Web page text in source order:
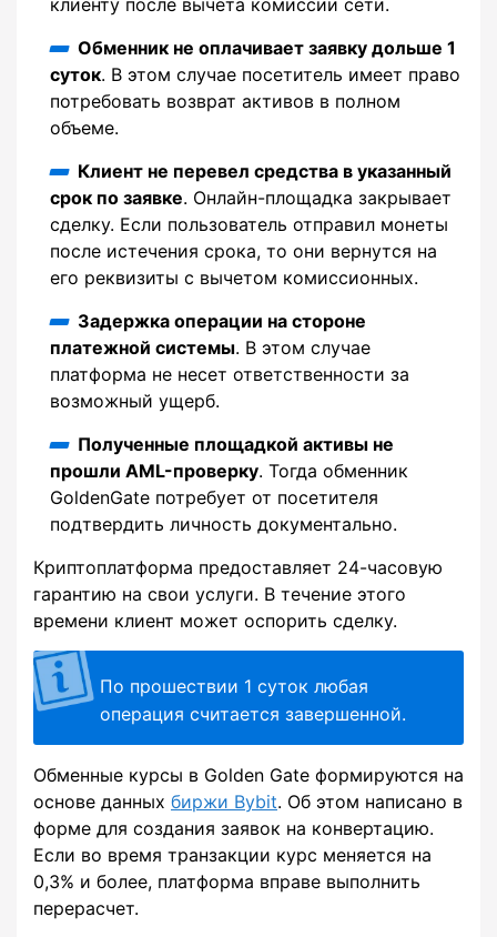
Обменник не оплачивает заявку дольше 1
суток. В этом случае посетитель имеет право
потребовать возврат активов в полном
объеме.
Клиент не перевел средства в указанный
срок по заявке. Онлайн-площадка закрывает
сделку. Если пользователь отправил монеты
после истечения срока, то они вернутся на
его реквизиты с вычетом комиссионных.
Задержка операции на стороне
платежной системы. В этом случае
платформа не несет ответственности за
возможный ущерб.
Полученные площадкой активы не
прошли AML-проверку. Тогда обменник
GoldenGate потребует от посетителя
подтвердить личность документально.
Криптоплатформа предоставляет 24-часовую
гарантию на свои услуги. В течение этого
времени клиент может оспорить сделку.
По прошествии 1 суток любая
операция считается завершенной.
Обменные курсы в Golden Gate формируются на
основе данных биржи Bybit. Об этом написано в
форме для создания заявок на конвертацию.
Если во время транзакции курс меняется на
0,3% и более, платформа вправе выполнить
перерасчет.